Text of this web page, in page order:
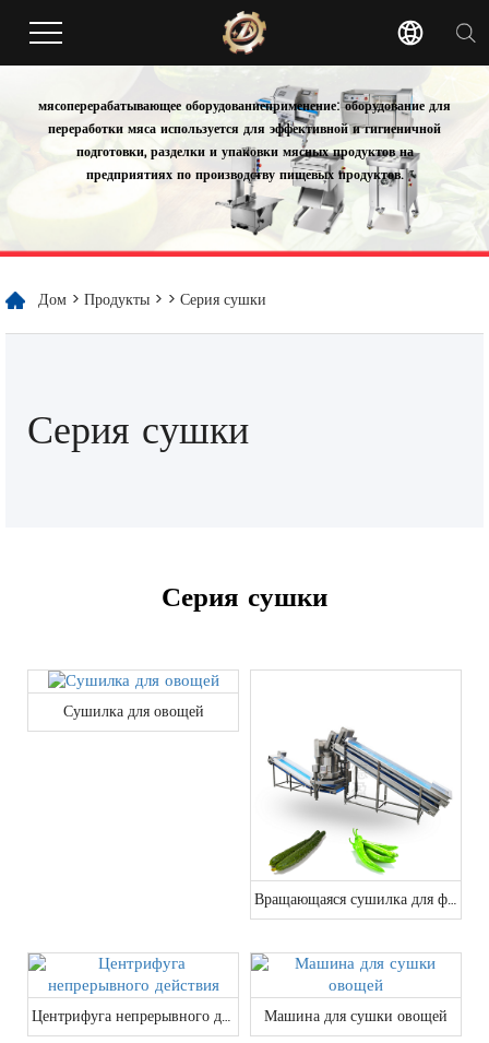
мясоперерабатывающее оборудованиеприменение: оборудование для
переработки мяса используется для эффективной и гигиеничной
подготовки, разделки и упаковки мясных продуктов на
предприятиях по производству пищевых продуктов.
Дом > Продукты > > Серия сушки
Серия сушки
Серия сушки
Сушилка для овощей
Вращающаяся сушилка для фруктов
Центрифуга непрерывного действия Машина для сушки овощей